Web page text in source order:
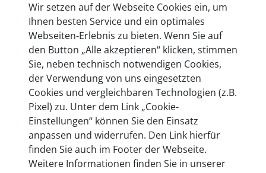
entwickeln wir unsere Produkte am Standort in
Berlin laufend weiter. Auf diese Qualität vertrauen
heute mehr als 60.000 Privatkunden und
Unternehmen.
Technische Details &
Lieferumfang
Wir setzen auf der Webseite Cookies ein, um
Ihnen besten Service und ein optimales
Webseiten-Erlebnis zu bieten. Wenn Sie auf
den Button „Alle akzeptieren“ klicken, stimmen
Sie, neben technisch notwendigen Cookies,
der Verwendung von uns eingesetzten
Cookies und vergleichbaren Technologien (z.B.
Pixel) zu. Unter dem Link „Cookie-
Einstellungen“ können Sie den Einsatz
anpassen und widerrufen. Den Link hierfür
finden Sie auch im Footer der Webseite.
Weitere Informationen finden Sie in unserer